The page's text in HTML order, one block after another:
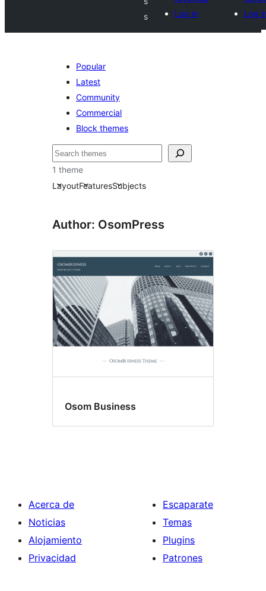
s
Log in
Log
Popular
Latest
Community
Commercial
Block themes
Buscar
1 theme
LayoutFeaturesSubjects
Author: OsomPress
Osom Business
Acerca de
Noticias
Alojamiento
Privacidad
Escaparate
Temas
Plugins
Patrones